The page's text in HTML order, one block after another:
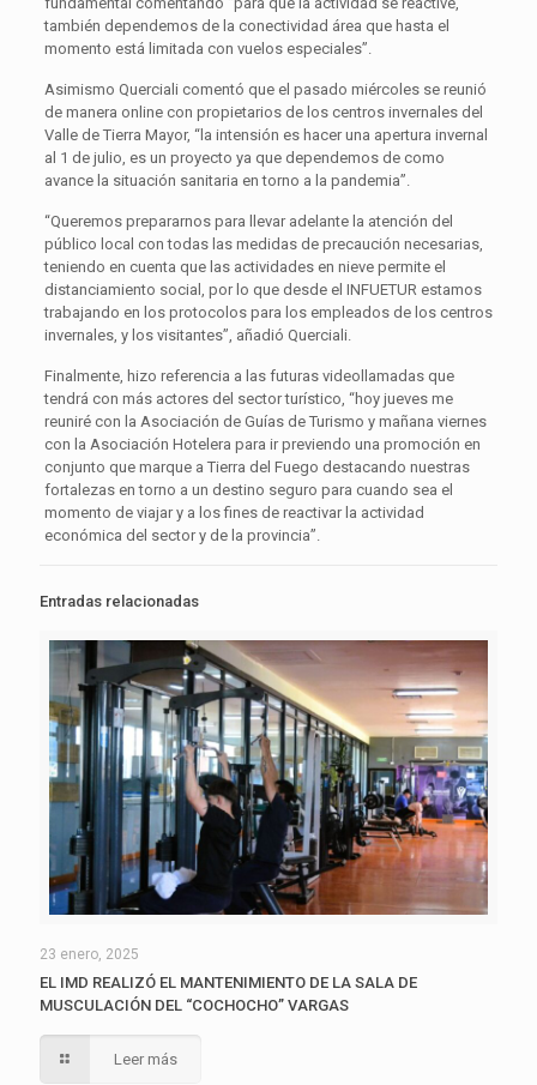
también dependemos de la conectividad área que hasta el
momento está limitada con vuelos especiales”.
Asimismo Querciali comentó que el pasado miércoles se reunió
de manera online con propietarios de los centros invernales del
Valle de Tierra Mayor, “la intensión es hacer una apertura invernal
al 1 de julio, es un proyecto ya que dependemos de como
avance la situación sanitaria en torno a la pandemia”.
“Queremos prepararnos para llevar adelante la atención del
público local con todas las medidas de precaución necesarias,
teniendo en cuenta que las actividades en nieve permite el
distanciamiento social, por lo que desde el INFUETUR estamos
trabajando en los protocolos para los empleados de los centros
invernales, y los visitantes”, añadió Querciali.
Finalmente, hizo referencia a las futuras videollamadas que
tendrá con más actores del sector turístico, “hoy jueves me
reuniré con la Asociación de Guías de Turismo y mañana viernes
con la Asociación Hotelera para ir previendo una promoción en
conjunto que marque a Tierra del Fuego destacando nuestras
fortalezas en torno a un destino seguro para cuando sea el
momento de viajar y a los fines de reactivar la actividad
económica del sector y de la provincia’’.
Entradas relacionadas
23 enero, 2025
EL IMD REALIZÓ EL MANTENIMIENTO DE LA SALA DE
MUSCULACIÓN DEL “COCHOCHO” VARGAS
Leer más